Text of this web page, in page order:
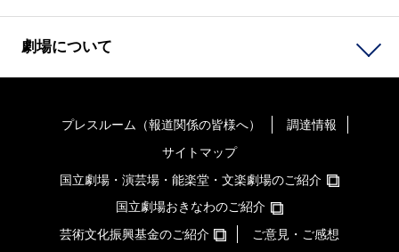
劇場について
プレスルーム（報道関係の皆様へ）
調達情報
サイトマップ
国立劇場・演芸場・能楽堂・文楽劇場のご紹介
国立劇場おきなわのご紹介
芸術文化振興基金のご紹介
ご意見・ご感想